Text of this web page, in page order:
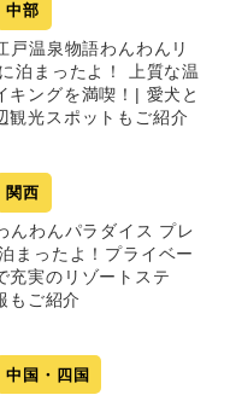
中部
戸温泉物語わんわんリ
泊まったよ！ 上質な温
キングを満喫！| 愛犬と
観光スポットもご紹介
関西
んわんパラダイス プレ
まったよ！プライベー
充実のリゾートステ
もご紹介
中国・四国